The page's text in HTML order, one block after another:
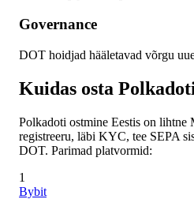
Governance
DOT hoidjad hääletavad võrgu
Kuidas osta
Polkadoti ostmine Eestis on
registreeru, läbi KYC, tee SEPA
DOT. Parimad platvormid:
1
Bybit